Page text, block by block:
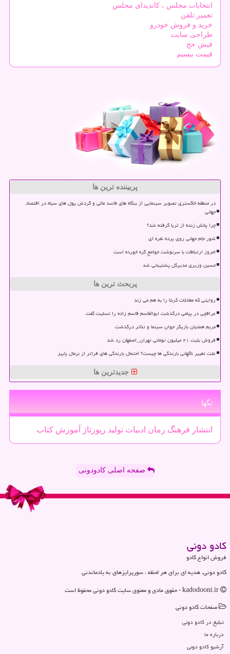
انتخابات مجلس ، کاندیدای مجلس
تعمیر تلفن
خرید و فروش خودرو
طراحی سایت
فیش حج
قیمت بیسیم
پربیننده ترین ها
در منطقه خاکستری تصویر سینمایی از بنگاه های فاسد مالی و گردش پول های سیاه در اقتصاد
جهانی
چرا پخش زنده از ثریا گرفته شد؟
شور جام جهانی روی پرده نقره ای
امروز ارتباطات با سرنوشت جوامع گره خورده است
حسین وزیری مدیرکل پشتیبانی شد
پربحث ترین ها
روایتی که معادلات کربلا را به هم می زند
عراقچی در پیامی درگذشت ابوالقاسم قاسم زاده را تسلیت گفت
مریم همتیان بازیگر جوان سینما و تئاتر درگذشت
فروش بلیت ۲۱ میلیون تومانی تهران_اصفهان رد شد
علت تغییر ناگهانی بارندگی ها چیست؟ احتمال بارندگی های فراتر از نرمال پاییز
جدیدترین ها
تگها
انتشار فرهنگ رمان ادبیات تولید رپورتاژ آموزش كتاب
صفحه اصلی کادودونی
كادو دونی
فروش انواع کادو
کادو دونی، هدیه ای برای هر لحظه ، سورپرایزهای به یادماندنی
صفحات كادو دونی
تبلیغ در كادو دونی
درباره ما
آرشیو كادو دونی